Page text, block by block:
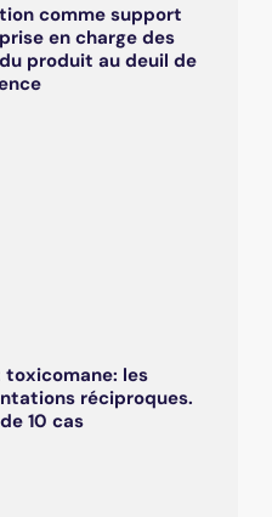
comme support
en charge des
produit au deuil de
les
réciproques.
10 cas